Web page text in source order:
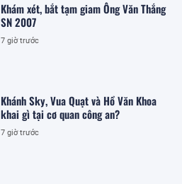
Khám xét, bắt tạm giam Ông Văn Thắng
SN 2007
7 giờ trước
Khánh Sky, Vua Quạt và Hồ Văn Khoa
khai gì tại cơ quan công an?
7 giờ trước